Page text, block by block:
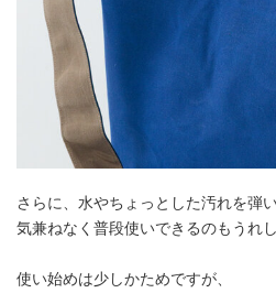
さらに、水やちょっとした汚れを弾
気兼ねなく普段使いできるのもうれ
使い始めは少しかためですが、